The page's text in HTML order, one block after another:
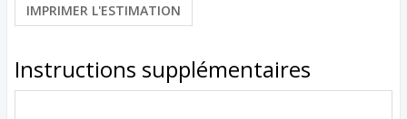
IMPRIMER L'ESTIMATION
Instructions supplémentaires